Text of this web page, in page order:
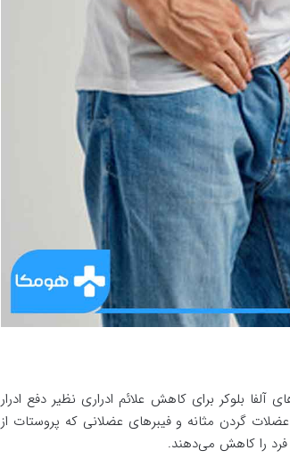
بلوکر برای کاهش علائم ادراری نظیر دفع ادرار
گردن مثانه و فیبرهای عضلانی که پروستات از
فرد را کاهش می‌دهند.